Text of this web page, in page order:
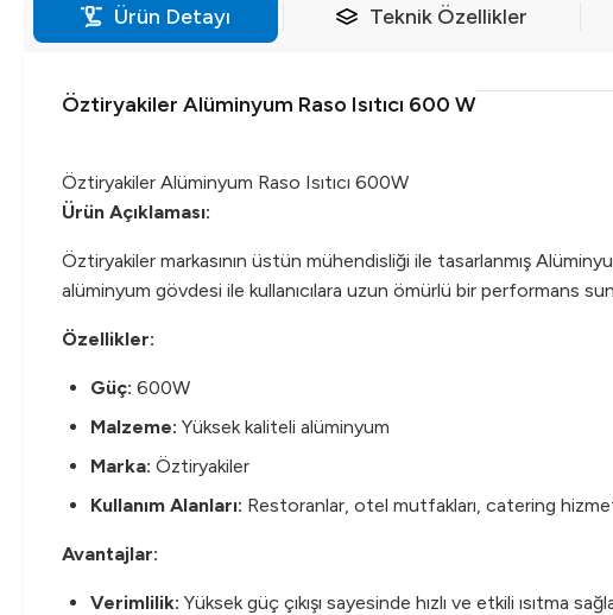
Ürün Detayı Teknik Özellikler
Öztiryakiler Alüminyum Raso Isıtıcı 600 W
Öztiryakiler Alüminyum Raso Isıtıcı 600W
Ürün Açıklaması:
Öztiryakiler markasının üstün mühendisliği ile tasarlanmış
alüminyum gövdesi ile kullanıcılara uzun ömürlü bir performans
Özellikler:
Güç: 600W
Malzeme: Yüksek kaliteli alüminyum
Marka: Öztiryakiler
Kullanım Alanları: Restoranlar, otel mutfakları, catering
Avantajlar:
Verimlilik: Yüksek güç çıkışı sayesinde hızlı ve etkili ısıtma